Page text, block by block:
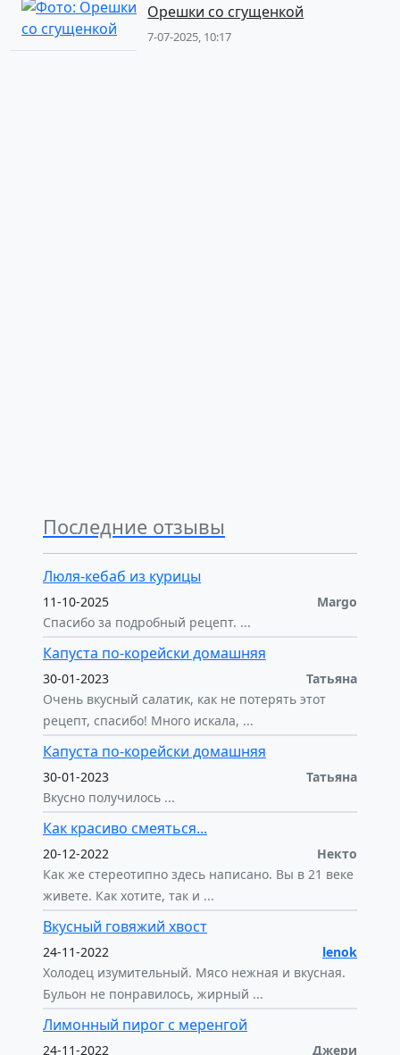
Орешки со сгущенкой
7-07-2025, 10:17
Последние отзывы
Люля-кебаб из курицы
11-10-2025
Margo
Спасибо за подробный рецепт. ...
Капуста по-корейски домашняя
30-01-2023
Татьяна
Очень вкусный салатик, как не потерять этот
рецепт, спасибо! Много искала, ...
Капуста по-корейски домашняя
30-01-2023
Татьяна
Вкусно получилось ...
Как красиво смеяться...
20-12-2022
Некто
Как же стереотипно здесь написано. Вы в 21 веке
живете. Как хотите, так и ...
Вкусный говяжий хвост
24-11-2022
lenok
Холодец изумительный. Мясо нежная и вкусная.
Бульон не понравилось, жирный ...
Лимонный пирог с меренгой
24-11-2022 Джери